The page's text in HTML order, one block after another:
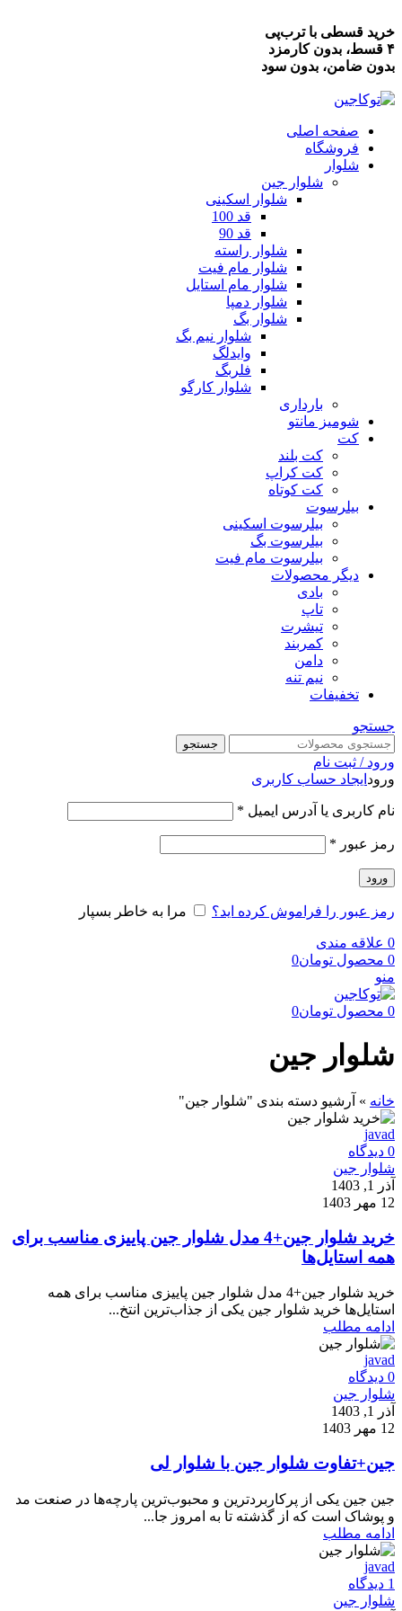
خرید قسطی با ترب‌پی
۴ قسط، بدون کارمزد
بدون ضامن، بدون سود
صفحه اصلی
فروشگاه
شلوار
شلوار جین
شلوار اسکینی
قد 100
قد 90
شلوار راسته
شلوار مام فیت
شلوار مام استایل
شلوار دمپا
شلوار بگ
شلوار نیم بگ
وایدلگ
فلربگ
شلوار کارگو
بارداری
شومیز مانتو
کت
کت بلند
کت کراپ
کت کوتاه
بیلرسوت
بیلرسوت اسکینی
بیلرسوت بگ
بیلرسوت مام فیت
دیگر محصولات
بادی
تاپ
تیشرت
کمربند
دامن
نیم تنه
تخفیفات
جستجو
جستجو
ورود / ثبت نام
ورود ایجاد حساب کاربری
نام کاربری یا آدرس ایمیل *
رمز عبور *
ورود
رمز عبور را فراموش کرده اید؟ مرا به خاطر بسپار
0 علاقه مندی
0 محصول تومان0
منو
0 محصول تومان0
شلوار جین
خانه » آرشیو دسته بندی "شلوار جین"
javad
0 دیدگاه
شلوار جین
آذر 1, 1403
12 مهر 1403
خرید شلوار جین+4 مدل شلوار جین پاییزی مناسب برای
همه استایل‌ها
خرید شلوار جین+4 مدل شلوار جین پاییزی مناسب برای همه
استایل‌ها خرید شلوار جین یکی از جذاب‌ترین انتخ...
ادامه مطلب
javad
0 دیدگاه
شلوار جین
آذر 1, 1403
12 مهر 1403
جین+تفاوت شلوار جین با شلوار لی
جین جین یکی از پرکاربردترین و محبوب‌ترین پارچه‌ها در صنعت مد
و پوشاک است که از گذشته تا به امروز جا...
ادامه مطلب
javad
1 دیدگاه
شلوار جین